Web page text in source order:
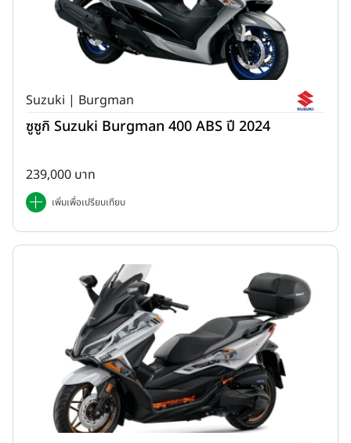
Suzuki | Burgman
ซูซูกิ Suzuki Burgman 400 ABS ปี 2024
239,000 บาท
เพิ่มเพื่อเปรียบเทียบ